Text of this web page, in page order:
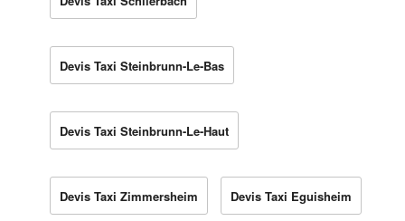
Devis Taxi Steinbrunn-Le-Bas
Devis Taxi Steinbrunn-Le-Haut
Devis Taxi Zimmersheim Devis Taxi Eguisheim